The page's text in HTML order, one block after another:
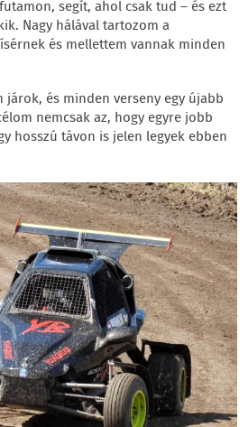
segít, ahol csak tud – és ezt
Nagy hálával tartozom a
és mellettem vannak minden
járok, és minden verseny egy újabb
nemcsak az, hogy egyre jobb
hosszú távon is jelen legyek ebben